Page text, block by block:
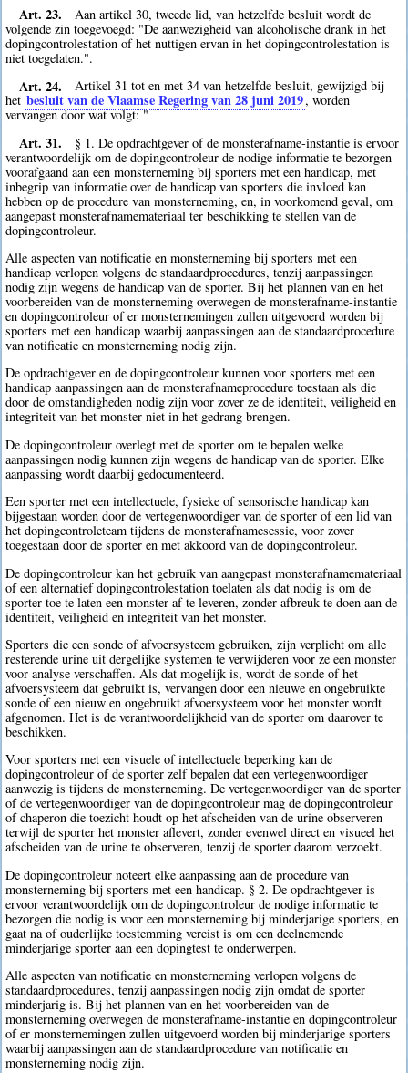
Art. 23.
Aan artikel 30, tweede lid, van hetzelfde besluit wordt de
volgende zin toegevoegd: "De aanwezigheid van alcoholische drank in het
dopingcontrolestation of het nuttigen ervan in het dopingcontrolestation is
niet toegelaten.".
Art. 24.
Artikel 31 tot en met 34 van hetzelfde besluit, gewijzigd bij
het besluit van de Vlaamse Regering van 28 juni 2019, worden
vervangen door wat volgt: "
Art. 31.
§ 1. De opdrachtgever of de monsterafname-instantie is ervoor
verantwoordelijk om de dopingcontroleur de nodige informatie te bezorgen
voorafgaand aan een monsterneming bij sporters met een handicap, met
inbegrip van informatie over de handicap van sporters die invloed kan
hebben op de procedure van monsterneming, en, in voorkomend geval, om
aangepast monsterafnamemateriaal ter beschikking te stellen van de
dopingcontroleur.
Alle aspecten van notificatie en monsterneming bij sporters met een
handicap verlopen volgens de standaardprocedures, tenzij aanpassingen
nodig zijn wegens de handicap van de sporter. Bij het plannen van en het
voorbereiden van de monsterneming overwegen de monsterafname-instantie
en dopingcontroleur of er monsternemingen zullen uitgevoerd worden bij
sporters met een handicap waarbij aanpassingen aan de standaardprocedure
van notificatie en monsterneming nodig zijn.
De opdrachtgever en de dopingcontroleur kunnen voor sporters met een
handicap aanpassingen aan de monsterafnameprocedure toestaan als die
door de omstandigheden nodig zijn voor zover ze de identiteit, veiligheid en
integriteit van het monster niet in het gedrang brengen.
De dopingcontroleur overlegt met de sporter om te bepalen welke
aanpassingen nodig kunnen zijn wegens de handicap van de sporter. Elke
aanpassing wordt daarbij gedocumenteerd.
Een sporter met een intellectuele, fysieke of sensorische handicap kan
bijgestaan worden door de vertegenwoordiger van de sporter of een lid van
het dopingcontroleteam tijdens de monsterafnamesessie, voor zover
toegestaan door de sporter en met akkoord van de dopingcontroleur.
De dopingcontroleur kan het gebruik van aangepast monsterafnamemateriaal
of een alternatief dopingcontrolestation toelaten als dat nodig is om de
sporter toe te laten een monster af te leveren, zonder afbreuk te doen aan de
identiteit, veiligheid en integriteit van het monster.
Sporters die een sonde of afvoersysteem gebruiken, zijn verplicht om alle
resterende urine uit dergelijke systemen te verwijderen voor ze een monster
voor analyse verschaffen. Als dat mogelijk is, wordt de sonde of het
afvoersysteem dat gebruikt is, vervangen door een nieuwe en ongebruikte
sonde of een nieuw en ongebruikt afvoersysteem voor het monster wordt
afgenomen. Het is de verantwoordelijkheid van de sporter om daarover te
beschikken.
Voor sporters met een visuele of intellectuele beperking kan de
dopingcontroleur of de sporter zelf bepalen dat een vertegenwoordiger
aanwezig is tijdens de monsterneming. De vertegenwoordiger van de sporter
of de vertegenwoordiger van de dopingcontroleur mag de dopingcontroleur
of chaperon die toezicht houdt op het afscheiden van de urine observeren
terwijl de sporter het monster aflevert, zonder evenwel direct en visueel het
afscheiden van de urine te observeren, tenzij de sporter daarom verzoekt.
De dopingcontroleur noteert elke aanpassing aan de procedure van
monsterneming bij sporters met een handicap. § 2. De opdrachtgever is
ervoor verantwoordelijk om de dopingcontroleur de nodige informatie te
bezorgen die nodig is voor een monsterneming bij minderjarige sporters, en
gaat na of ouderlijke toestemming vereist is om een deelnemende
minderjarige sporter aan een dopingtest te onderwerpen.
Alle aspecten van notificatie en monsterneming verlopen volgens de
standaardprocedures, tenzij aanpassingen nodig zijn omdat de sporter
minderjarig is. Bij het plannen van en het voorbereiden van de
monsterneming overwegen de monsterafname-instantie en dopingcontroleur
of er monsternemingen zullen uitgevoerd worden bij minderjarige sporters
waarbij aanpassingen aan de standaardprocedure van notificatie en
monsterneming nodig zijn.